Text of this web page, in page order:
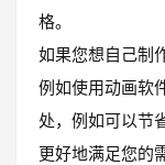
格。
如果您想自己制
例如使用动画软
处，例如可以节
更好地满足您的